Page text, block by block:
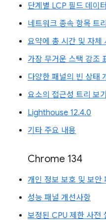
단계별 LCP 필드 데이
네트워크 종속 항목 트
요약에 총 시간 및 자체
가장 무거운 스택 강조
다양한 패널의 빈 상태
요소의 접근성 트리 보기
Lighthouse 12.4.0
기타 주요 내용
Chrome 134
개인 정보 보호 및 보안
성능 패널 개선사항
보정된 CPU 제한 사전